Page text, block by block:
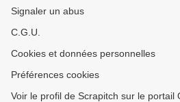
Signaler un abus
C.G.U.
Cookies et données personnelles
Préférences cookies
Voir le profil de Scrapitch sur le portail